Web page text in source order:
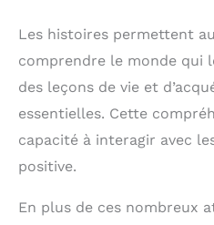
Les histoires permettent
comprendre le monde qui
des leçons de vie et
essentielles. Cette
capacité à interagir avec
positive.
En plus de ces nombreux